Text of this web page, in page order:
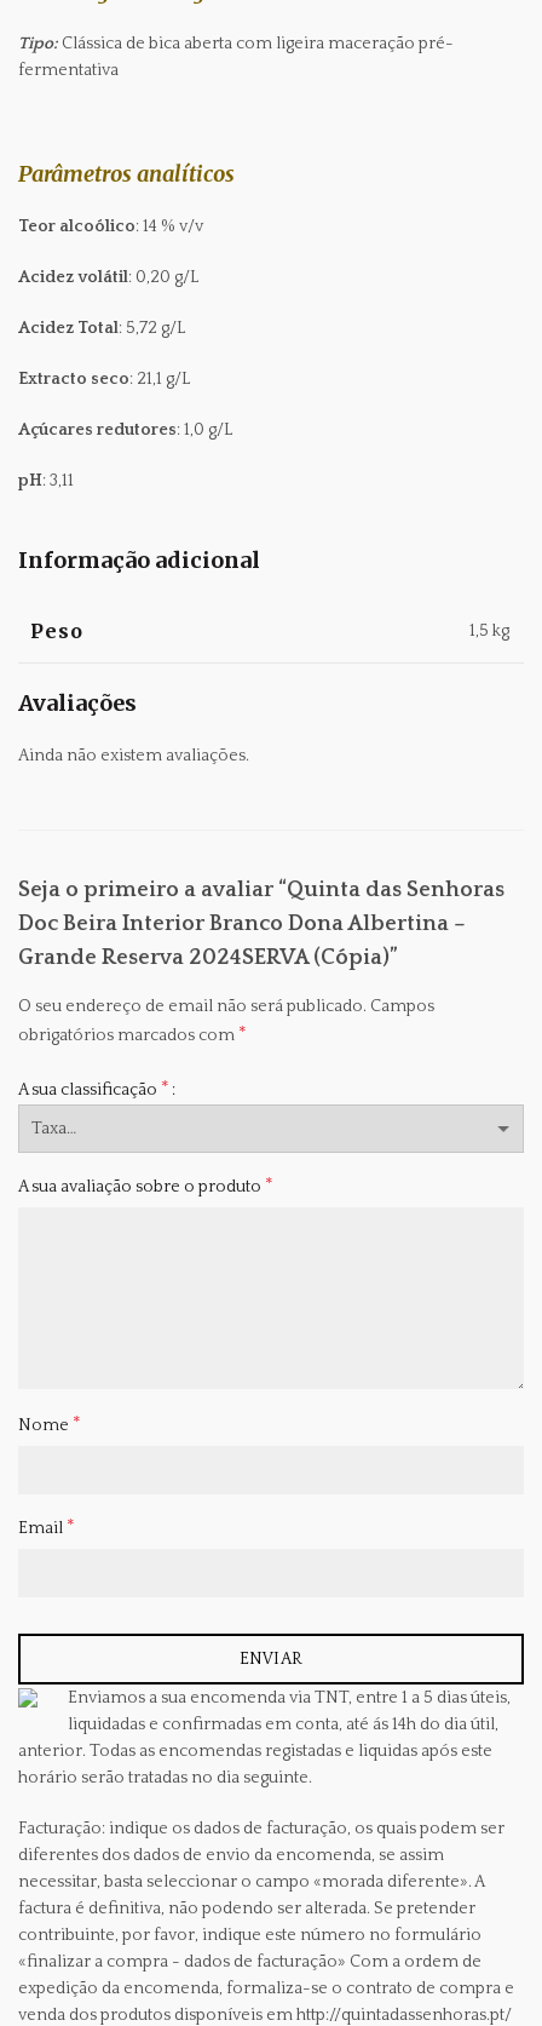
Tipo: Clássica de bica aberta com ligeira maceração pré-
fermentativa
Parâmetros analíticos
Teor alcoólico: 14 % v/v
Acidez volátil: 0,20 g/L
Acidez Total: 5,72 g/L
Extracto seco: 21,1 g/L
Açúcares redutores: 1,0 g/L
pH: 3,11
Informação adicional
Peso 1,5 kg
Avaliações
Ainda não existem avaliações.
Seja o primeiro a avaliar “Quinta das Senhoras
Doc Beira Interior Branco Dona Albertina –
Grande Reserva 2024SERVA (Cópia)”
O seu endereço de email não será publicado. Campos
obrigatórios marcados com *
A sua classificação *
A sua avaliação sobre o produto *
Nome *
Email *
Enviamos a sua encomenda via TNT, entre 1 a 5 dias úteis,
liquidadas e confirmadas em conta, até ás 14h do dia útil,
anterior. Todas as encomendas registadas e liquidas após este
horário serão tratadas no dia seguinte.
Facturação: indique os dados de facturação, os quais podem ser
diferentes dos dados de envio da encomenda, se assim
necessitar, basta seleccionar o campo «morada diferente». A
factura é definitiva, não podendo ser alterada. Se pretender
contribuinte, por favor, indique este número no formulário
«finalizar a compra - dados de facturação» Com a ordem de
expedição da encomenda, formaliza-se o contrato de compra e
venda dos produtos disponíveis em http://quintadassenhoras.pt/